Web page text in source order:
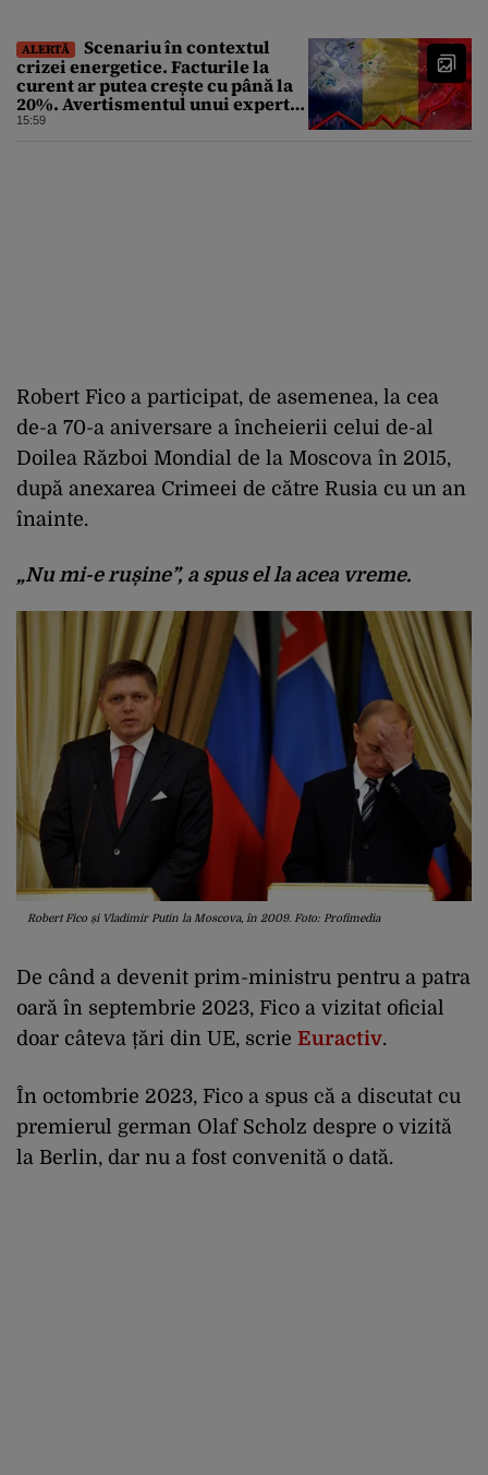
ALERTĂ
Scenariu în contextul
crizei energetice. Facturile la
curent ar putea crește cu până la
20%. Avertismentul unui expert
în energie
15:59
Robert Fico a participat, de asemenea, la cea
de-a 70-a aniversare a încheierii celui de-al
Doilea Război Mondial de la Moscova în 2015,
după anexarea Crimeei de către Rusia cu un an
înainte.
„Nu mi-e rușine”, a spus el la acea vreme.
Robert Fico și Vladimir Putin la Moscova, în 2009. Foto: Profimedia
De când a devenit prim-ministru pentru a patra
oară în septembrie 2023, Fico a vizitat oficial
doar câteva țări din UE, scrie Euractiv.
În octombrie 2023, Fico a spus că a discutat cu
premierul german Olaf Scholz despre o vizită
la Berlin, dar nu a fost convenită o dată.